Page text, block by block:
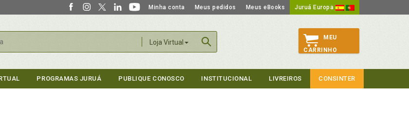
Minha conta Meus pedidos Meus eBooks Juruá Europa
Loja Virtual
MEU
CARRINHO
PROGRAMAS JURUÁ PUBLIQUE CONOSCO INSTITUCIONAL LIVREIROS CONSINTER